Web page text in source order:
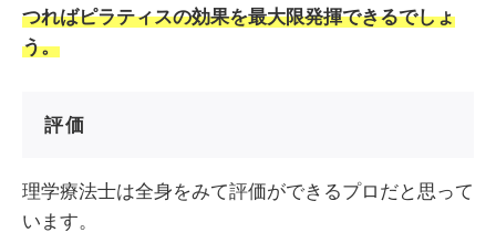
つればピラティスの効果を最大限発揮できるでしょ
う。
評価
理学療法士は全身をみて評価ができるプロだと思って
います。